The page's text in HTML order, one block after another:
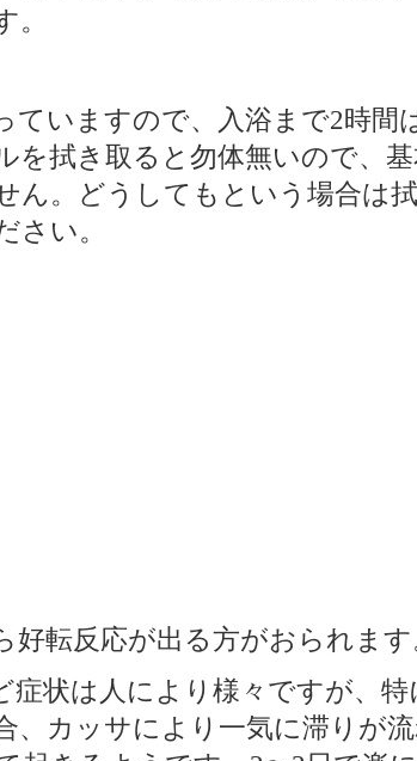
ていますので、入浴まで2時間
を拭き取ると勿体無いので、
ん。どうしてもという場合は
さい。
転反応が出る方がおられます
症状は人により様々ですが、特
、カッサにより一気に滞りが